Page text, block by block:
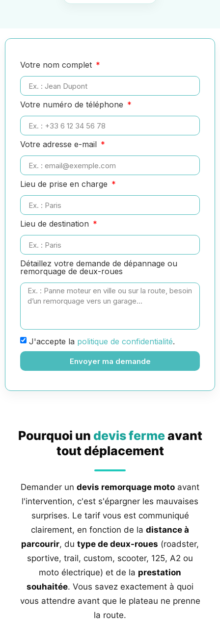
Votre nom complet
Votre numéro de téléphone
Votre adresse e-mail
Lieu de prise en charge
Lieu de destination
Détaillez votre demande de dépannage ou
remorquage de deux-roues
J'accepte la politique de confidentialité.
Envoyer ma demande
Pourquoi un devis fermeavant
tout déplacement
Demander un devis remorquage moto avant
l'intervention, c'est s'épargner les mauvaises
surprises. Le tarif vous est communiqué
clairement, en fonction de la distance à
parcourir, du type de deux-roues (roadster,
sportive, trail, custom, scooter, 125, A2 ou
moto électrique) et de la prestation
souhaitée. Vous savez exactement à quoi
vous attendre avant que le plateau ne prenne
la route.